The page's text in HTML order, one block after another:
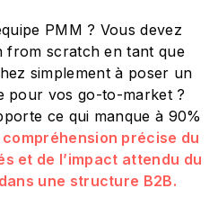
PMM ? Vous devez
scratch en tant que
simplement à poser un
pour vos go-to-market ?
ce qui manque à 90%
compréhension précise du
et de l’impact attendu du
une structure B2B.